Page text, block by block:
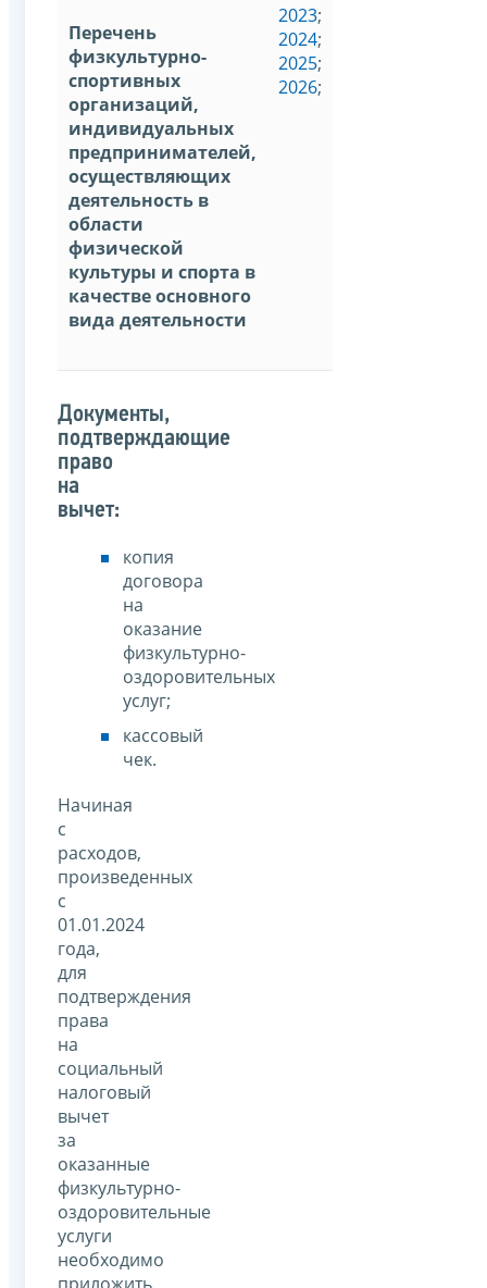
Перечень
физкультурно-
спортивных
организаций,
индивидуальных
предпринимателей,
осуществляющих
деятельность в
области
физической
культуры и спорта в
качестве основного
вида деятельности
2023;
2024;
2025;
2026;
Документы,
подтверждающие
право
на
вычет:
копия
договора
на
оказание
физкультурно-
оздоровительных
услуг;
кассовый
чек.
Начиная
с
расходов,
произведенных
с
01.01.2024
года,
для
подтверждения
права
на
социальный
налоговый
вычет
за
оказанные
физкультурно-
оздоровительные
услуги
необходимо